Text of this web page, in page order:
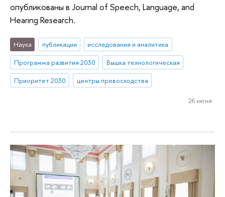
опубликованы в Journal of Speech, Language, and
Hearing Research.
Наука публикации
исследования и аналитика
Программа развития 2030
Вышка технологическая
Приоритет 2030
центры превосходства
26 июня